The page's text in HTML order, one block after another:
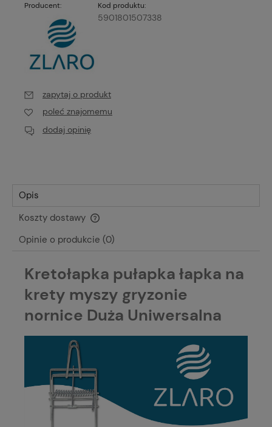
Producent: Kod produktu:
5901801507338
zapytaj o produkt
poleć znajomemu
dodaj opinię
Opis
Koszty dostawy
Cena nie zawiera ewentualnych kosztów płatności
Opinie o produkcie (0)
Kretołapka pułapka łapka na
krety myszy gryzonie
nornice Duża Uniwersalna